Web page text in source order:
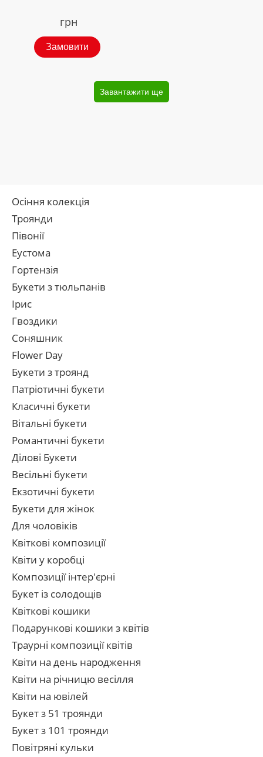
грн
Замовити
Завантажити ще
Осіння колекція
Троянди
Півонії
Еустома
Гортензія
Букети з тюльпанів
Ірис
Гвоздики
Соняшник
Flower Day
Букети з троянд
Патріотичні букети
Класичні букети
Вітальні букети
Романтичні букети
Ділові Букети
Весільні букети
Екзотичні букети
Букети для жінок
Для чоловіків
Квіткові композиції
Квіти у коробці
Композиції інтер'єрні
Букет із солодощів
Квіткові кошики
Подарункові кошики з квітів
Траурні композиції квітів
Квіти на день народження
Квіти на річницю весілля
Квіти на ювілей
Букет з 51 троянди
Букет з 101 троянди
Повітряні кульки